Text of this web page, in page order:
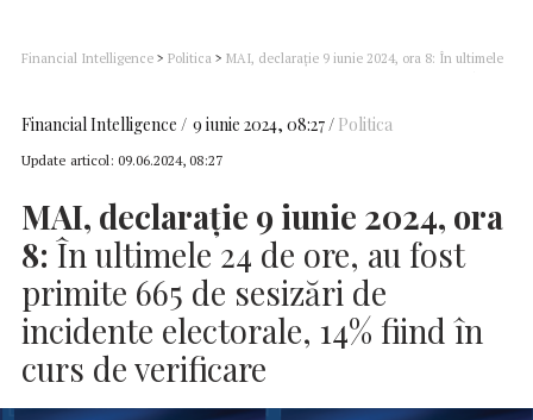
Financial Intelligence > Politica > MAI, declarație 9 iunie 2024, ora 8: În ultimele
Financial Intelligence 9 iunie 2024, 08:27 Politica
Update articol: 09.06.2024, 08:27
MAI, declarație 9 iunie 2024, ora
8: În ultimele 24 de ore, au fost
primite 665 de sesizări de
incidente electorale, 14% fiind în
curs de verificare